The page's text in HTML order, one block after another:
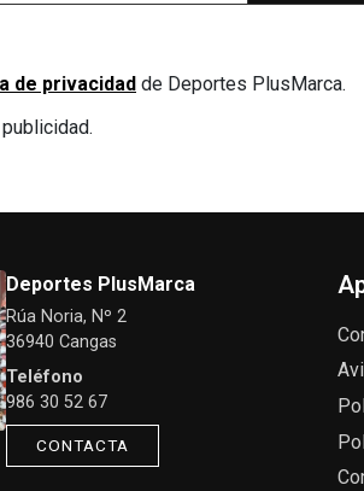
de privacidad de Deportes PlusMarca.
Deportes PlusMarca
Rúa Noria, Nº 2
36940 Cangas
Teléfono
986 30 52 67
CONTACTA